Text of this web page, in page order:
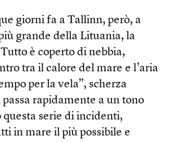
giorni fa a Tallinn, però, a
grande della Lituania, la
è coperto di nebbia,
tra il calore del mare e l’aria
per la vela”, scherza
passa rapidamente a un tono
questa serie di incidenti,
in mare il più possibile e